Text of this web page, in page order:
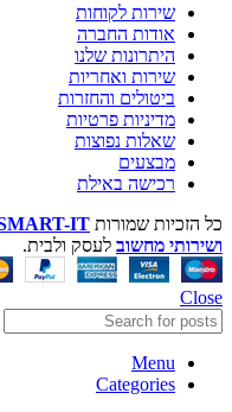
שירות לקוחות
אודות החברה
היתרונות שלנו
שירות ואחריות
ביטולים והחזרות
מדיניות פרטיות
שאלות נפוצות
מבצעים
רכישה באילת
כל הזכיות שמורות IT
ושירותי מחשוב לעסק ולבית.
Close
Menu
Categories